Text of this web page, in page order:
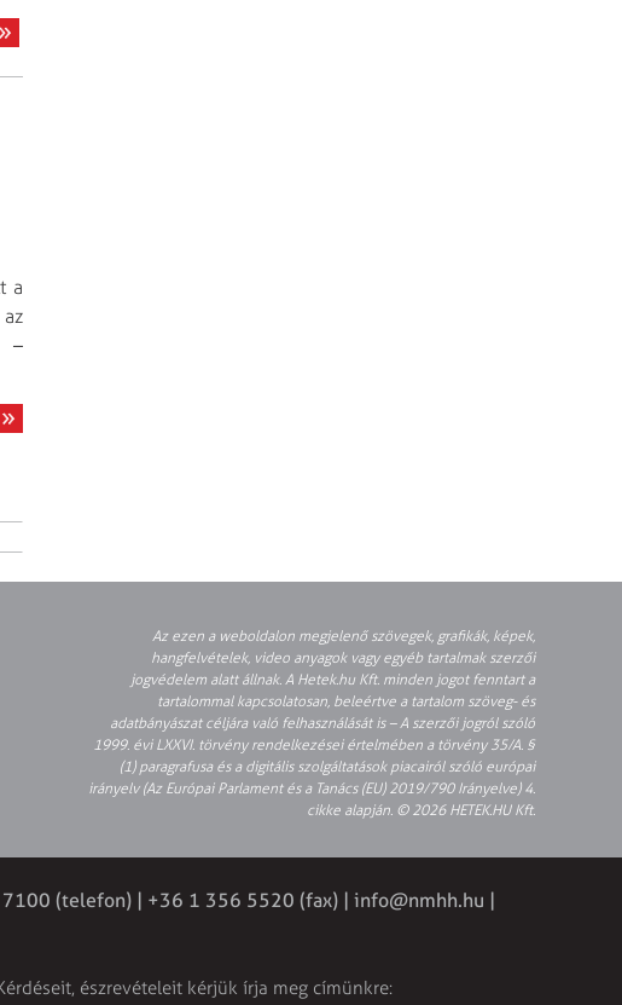
a
–
Az ezen a weboldalon megjelenő szövegek, grafikák, képek,
hangfelvételek, video anyagok vagy egyéb tartalmak szerzői
jogvédelem alatt állnak. A Hetek.hu Kft. minden jogot fenntart a
tartalommal kapcsolatosan, beleértve a tartalom szöveg- és
adatbányászat céljára való felhasználását is – A szerzői jogról szóló
1999. évi LXXVI. törvény rendelkezései értelmében a törvény 35/A. §
(1) paragrafusa és a digitális szolgáltatások piacairól szóló európai
irányelv (Az Európai Parlament és a Tanács (EU) 2019/790 Irányelve) 4.
cikke alapján. © 2026 HETEK.HU Kft.
7100 (telefon) | +36 1 356 5520 (fax) | info@nmhh.hu |
észrevételeit kérjük írja meg címünkre: